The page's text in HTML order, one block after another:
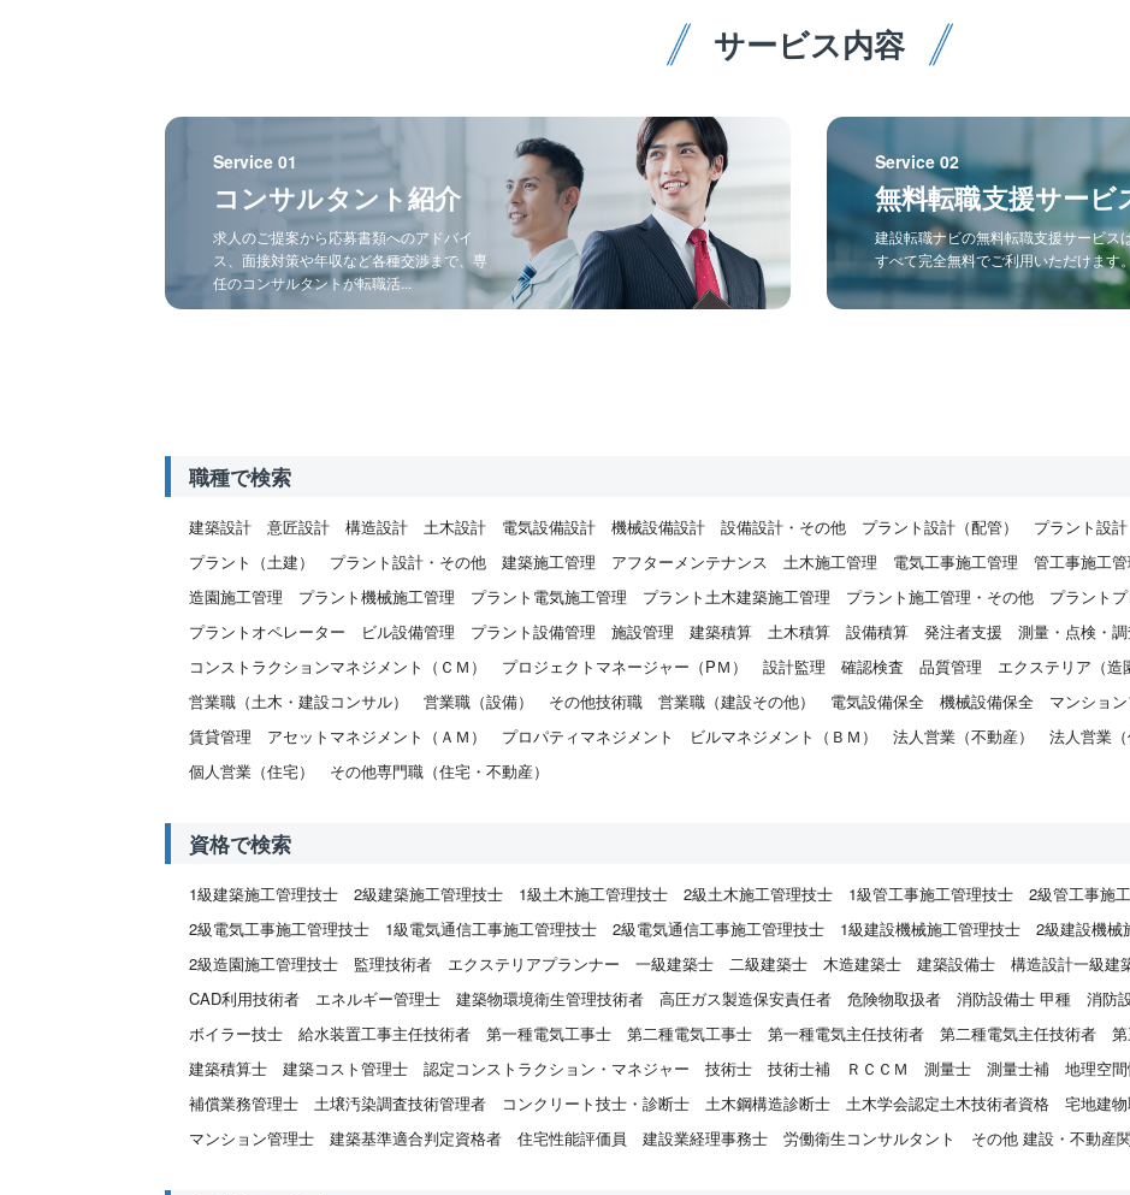
サービス内容
Service 01
コンサルタント紹介
求人のご提案から応募書類へのアドバイ
ス、面接対策や年収など各種交渉まで、専
任のコンサルタントが転職活...
Service 02
無料転職支援サービ
建設転職ナビの無料転職支援サービス
すべて完全無料でご利用いただけます
職種で検索
建築設計 意匠設計 構造設計 土木設計 電気設備設計 機械設備設計 設備設計・その他 プラント設計（配管） プラント設計
プラント（土建）
プラント設計・その他 建築施工管理 アフターメンテナンス 土木施工管理 電気工事施工管理 管工事施工
造園施工管理
プラント機械施工管理 プラント電気施工管理 プラント土木建築施工管理 プラント施工管理・その他
プラント
プラントオペレーター
ビル設備管理 プラント設備管理 施設管理 建築積算 土木積算 設備積算 発注者支援
測量・点検・
コンストラクションマネジメント（ＣＭ）
プロジェクトマネージャー（PＭ） 設計監理 確認検査 品質管理 エクステリア（造
営業職（土木・建設コンサル）
営業職（設備） その他技術職 営業職（建設その他） 電気設備保全 機械設備保全 マンショ
賃貸管理
アセットマネジメント（ＡＭ） プロパティマネジメント ビルマネジメント（ＢＭ） 法人営業（不動産） 法人営業（
個人営業（住宅）
その他専門職（住宅・不動産）
資格で検索
1級建築施工管理技士 2級建築施工管理技士 1級土木施工管理技士 2級土木施工管理技士 1級管工事施工管理技士 2級管工事施
2級電気工事施工管理技士
1級電気通信工事施工管理技士 2級電気通信工事施工管理技士 1級建設機械施工管理技士 2級建設機械
2級造園施工管理技士
監理技術者 エクステリアプランナー 一級建築士 二級建築士 木造建築士 建築設備士 構造設計一級建
CAD利用技術者
エネルギー管理士 建築物環境衛生管理技術者 高圧ガス製造保安責任者 危険物取扱者 消防設備士 甲種 消防
ボイラー技士
給水装置工事主任技術者 第一種電気工事士 第二種電気工事士 第一種電気主任技術者 第二種電気主任技術者
建築積算士
建築コスト管理士 認定コンストラクション・マネジャー 技術士 技術士補 ＲＣＣＭ 測量士 測量士補 地理空
補償業務管理士
土壌汚染調査技術管理者 コンクリート技士・診断士 土木鋼構造診断士 土木学会認定土木技術者資格 宅地建
マンション管理士
建築基準適合判定資格者 住宅性能評価員 建設業経理事務士 労働衛生コンサルタント その他 建設・不動産